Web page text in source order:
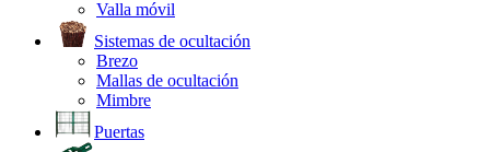
Valla móvil
Sistemas de ocultación
Brezo
Mallas de ocultación
Mimbre
Puertas